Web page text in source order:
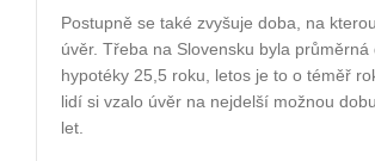
Postupně se také zvyšuje doba, na
úvěr. Třeba na Slovensku byla průměrná
hypotéky 25,5 roku, letos je to o téměř
lidí si vzalo úvěr na nejdelší možnou
let.